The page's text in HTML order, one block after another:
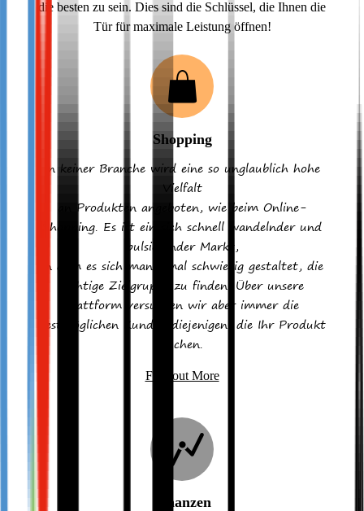
die besten zu sein. Dies sind die Schlüssel, die Ihnen die
Tür für maximale Leistung öffnen!
Shopping
In keiner Branche wird eine so unglaublich hohe
Vielfalt
an Produkten angeboten, wie beim Online-
Shopping. Es ist ein sich schnell wandelnder und
pulsierender Markt,
in dem es sich manchmal schwierig gestaltet, die
richtige Zielgruppe zu finden. Über unsere
Plattform versuchen wir aber immer die
bestmöglichen Kunden diejenigen, die Ihr Produkt
suchen.
Find out More
Finanzen